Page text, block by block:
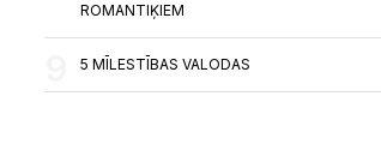
ROMANTIĶIEM
5 MĪLESTĪBAS VALODAS